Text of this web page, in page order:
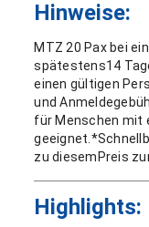
Hinweise:
MTZ 20 Pax bei
spätestens14
einen gültigen
und
für Menschen mit
zu diesemPreis
Highlights: